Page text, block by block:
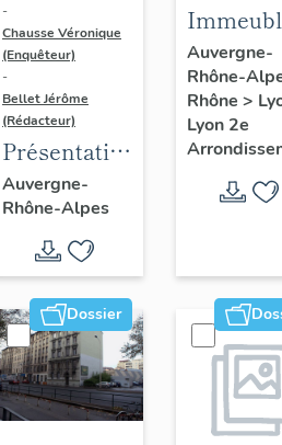
-
Chausse Véronique
(Enquêteur)
-
Bellet Jérôme
(Rédacteur)
Présentation
de
l'opération
d'inventaire
du vitrail
ancien de
Rhône-
Alpes
(corpus
vitrearum)
Auvergne-
Rhône-Alpes
Auvergne-
Rhône-
Rhône >
Lyon 2e
Dossier